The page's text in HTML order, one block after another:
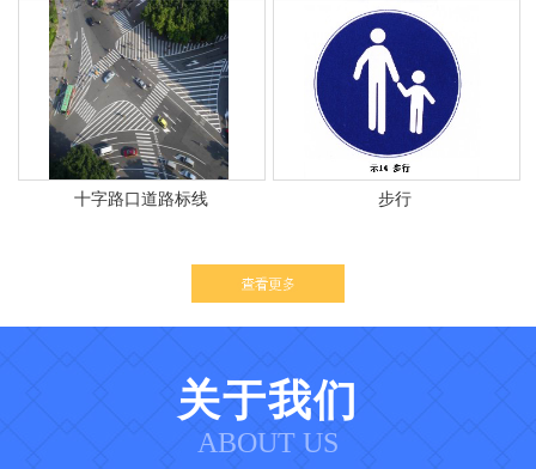
十字路口道路标线 步行
关于我们
ABOUT US